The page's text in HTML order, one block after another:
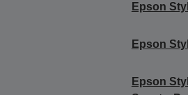
Epson
Epson
Epson